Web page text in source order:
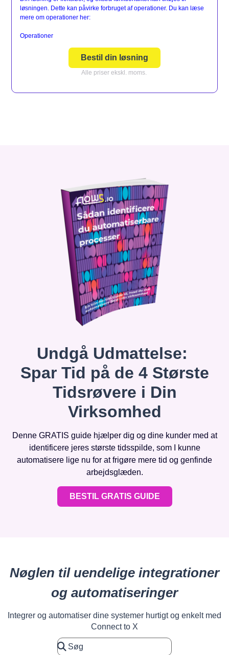
løsningen. Dette kan påvirke forbruget af operationer. Du kan læse
mere om operationer her:
Operationer
Bestil din løsning
Alle priser ekskl. moms.
Undgå Udmattelse:
Spar Tid på de 4 Største
Tidsrøvere i Din
Virksomhed
Denne GRATIS guide hjælper dig og dine kunder med at
identificere jeres største tidsspilde, som I kunne
automatisere lige nu for at frigøre mere tid og genfinde
arbejdsglæden.
BESTIL GRATIS GUIDE
Nøglen til uendelige integrationer
og automatiseringer
Integrer og automatiser dine systemer hurtigt og enkelt med
Connect to X